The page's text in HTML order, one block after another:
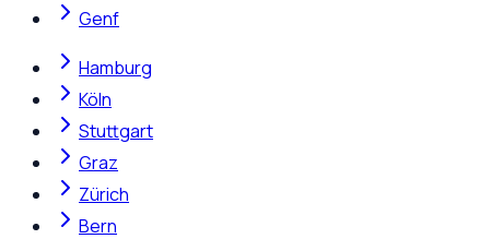
Genf
Hamburg
Köln
Stuttgart
Graz
Zürich
Bern